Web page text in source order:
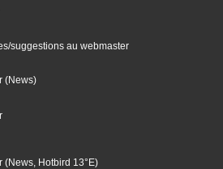
suggestions au webmaster
(News)
(News, Hotbird 13°E)